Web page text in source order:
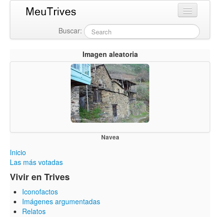
Buscar:
Imagen aleatoria
Navea
Inicio
Las más votadas
Vivir en Trives
Iconofactos
Imágenes argumentadas
Relatos